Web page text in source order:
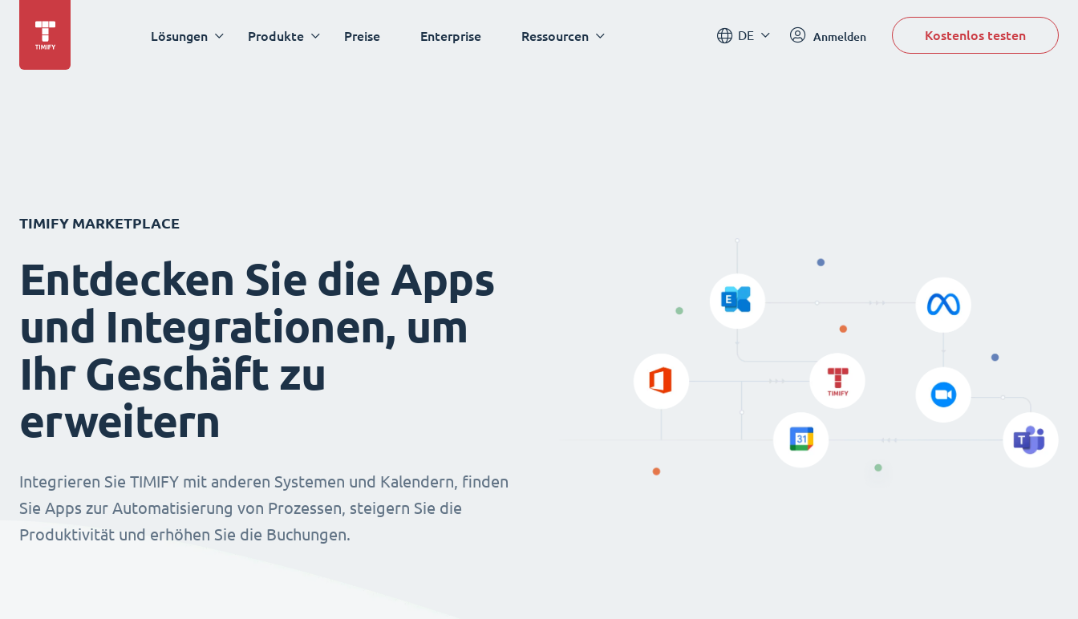
Lösungen Produkte Preise Enterprise Ressourcen DE Anmelden Kostenlos testen
TIMIFY MARKETPLACE
Entdecken Sie die Apps
und Integrationen, um
Ihr Geschäft zu
erweitern
Integrieren Sie TIMIFY mit anderen Systemen und Kalendern, finden
Sie Apps zur Automatisierung von Prozessen, steigern Sie die
Produktivität und erhöhen Sie die Buchungen.